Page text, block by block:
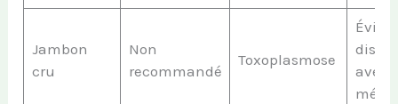
Jambon
cru
Non
recommandé
Toxoplasmose
avec